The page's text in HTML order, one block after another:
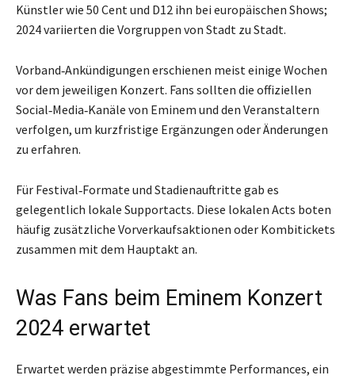
Künstler wie 50 Cent und D12 ihn bei europäischen Shows;
2024 variierten die Vorgruppen von Stadt zu Stadt.
Vorband‑Ankündigungen erschienen meist einige Wochen
vor dem jeweiligen Konzert. Fans sollten die offiziellen
Social‑Media‑Kanäle von Eminem und den Veranstaltern
verfolgen, um kurzfristige Ergänzungen oder Änderungen
zu erfahren.
Für Festival‑Formate und Stadienauftritte gab es
gelegentlich lokale Supportacts. Diese lokalen Acts boten
häufig zusätzliche Vorverkaufsaktionen oder Kombitickets
zusammen mit dem Hauptakt an.
Was Fans beim Eminem Konzert
2024 erwartet
Erwartet werden präzise abgestimmte Performances, ein